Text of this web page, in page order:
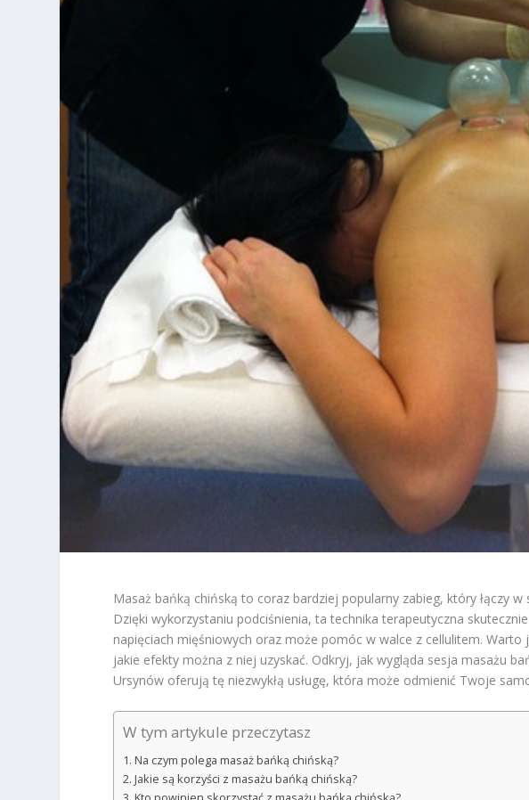
Masaż bańką chińską to coraz bardziej popularny zabieg, który łączy
Dzięki wykorzystaniu podciśnienia, ta technika terapeutyczna
napięciach mięśniowych oraz może pomóc w walce z cellulitem.
jakie efekty można z niej uzyskać. Odkryj, jak wygląda sesja masażu
Ursynów oferują tę niezwykłą usługę, która może odmienić Twoje
W tym artykule przeczytasz
Na czym polega masaż bańką chińską?
Jakie są korzyści z masażu bańką chińską?